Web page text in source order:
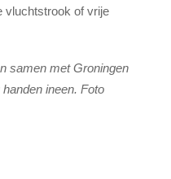
vluchtstrook of vrije
samen met Groningen
ineen. Foto